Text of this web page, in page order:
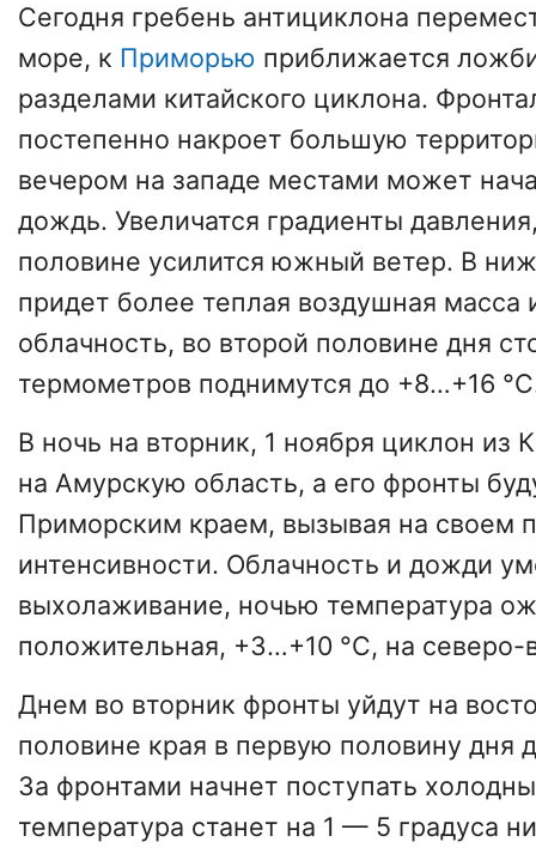
Сегодня гребень антициклона
море, к Приморью приближается
разделами китайского циклона.
постепенно накроет большую
вечером на западе местами может
дождь. Увеличатся градиенты
половине усилится южный ветер. В
придет более теплая воздушная масса
облачность, во второй половине дня
термометров поднимутся до +8…+16
В ночь на вторник, 1 ноября циклон из
на Амурскую область, а его фронты
Приморским краем, вызывая на своем
интенсивности. Облачность и дожди
выхолаживание, ночью температура
положительная, +3…+10 °C, на северо-
Днем во вторник фронты уйдут на
половине края в первую половину дня
За фронтами начнет поступать
температура станет на 1 — 5 градуса